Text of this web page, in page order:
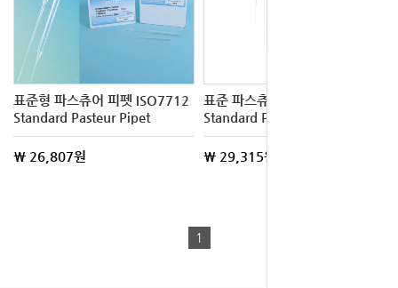
표준형 파스츄어 피펫 ISO7712
Standard Pasteur Pipet
\ 26,807원
표준 파스츄어 피펫 ISO7712
Standard Pasteur Pipet
\ 29,315원
1